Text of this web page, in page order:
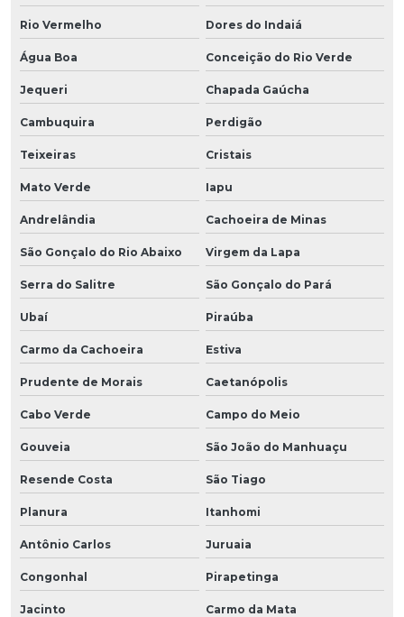
Rio Vermelho Dores do Indaiá
Água Boa Conceição do Rio Verde
Jequeri Chapada Gaúcha
Cambuquira Perdigão
Teixeiras Cristais
Mato Verde Iapu
Andrelândia Cachoeira de Minas
São Gonçalo do Rio Abaixo Virgem da Lapa
Serra do Salitre São Gonçalo do Pará
Ubaí Piraúba
Carmo da Cachoeira Estiva
Prudente de Morais Caetanópolis
Cabo Verde Campo do Meio
Gouveia São João do Manhuaçu
Resende Costa São Tiago
Planura Itanhomi
Antônio Carlos Juruaia
Congonhal Pirapetinga
Jacinto Carmo da Mata